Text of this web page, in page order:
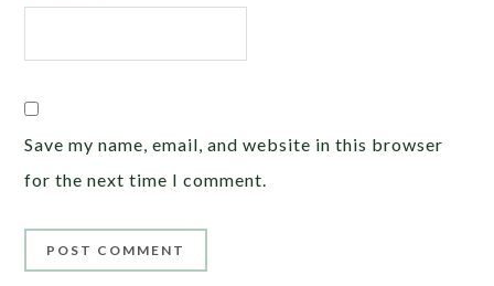
Save my name, email, and website in this browser
for the next time I comment.